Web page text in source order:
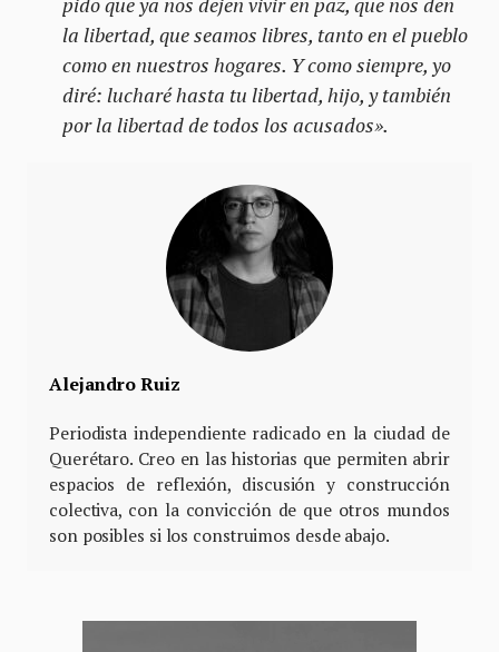
la libertad, que seamos libres, tanto en el pueblo
como en nuestros hogares. Y como siempre, yo
diré: lucharé hasta tu libertad, hijo, y también
por la libertad de todos los acusados».
Alejandro Ruiz
Periodista independiente radicado en la ciudad de
Querétaro. Creo en las historias que permiten abrir
espacios de reflexión, discusión y construcción
colectiva, con la convicción de que otros mundos
son posibles si los construimos desde abajo.